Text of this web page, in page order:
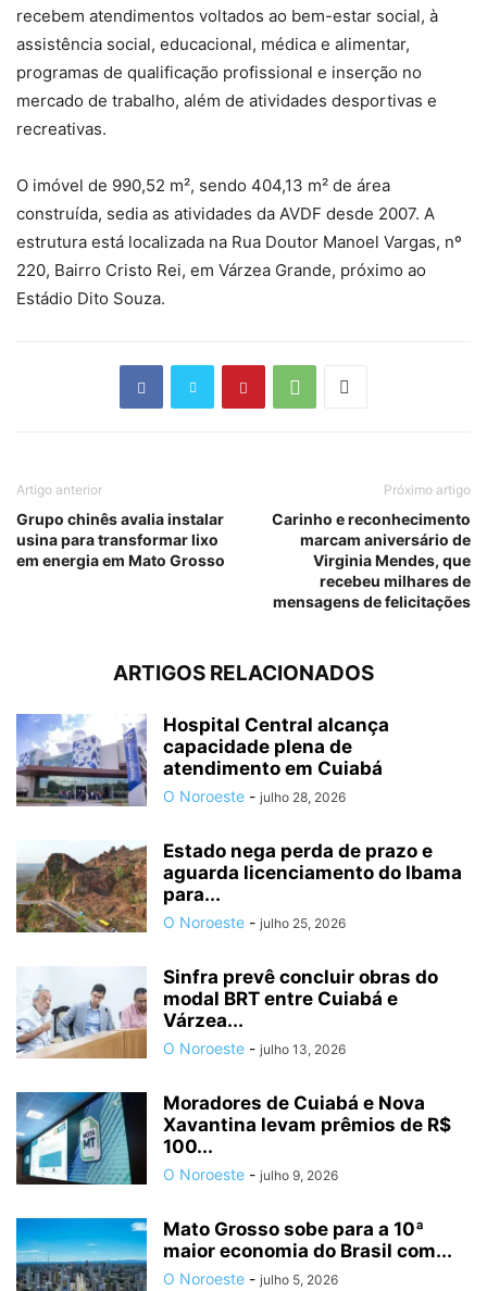
recebem atendimentos voltados ao bem-estar social, à
assistência social, educacional, médica e alimentar,
programas de qualificação profissional e inserção no
mercado de trabalho, além de atividades desportivas e
recreativas.
O imóvel de 990,52 m², sendo 404,13 m² de área
construída, sedia as atividades da AVDF desde 2007. A
estrutura está localizada na Rua Doutor Manoel Vargas, nº
220, Bairro Cristo Rei, em Várzea Grande, próximo ao
Estádio Dito Souza.
Artigo anterior
Grupo chinês avalia instalar
usina para transformar lixo
em energia em Mato Grosso
Próximo artigo
Carinho e reconhecimento
marcam aniversário de
Virginia Mendes, que
recebeu milhares de
mensagens de felicitações
ARTIGOS RELACIONADOS
Hospital Central alcança
capacidade plena de
atendimento em Cuiabá
O Noroeste - julho 28, 2026
Estado nega perda de prazo e
aguarda licenciamento do Ibama
para...
O Noroeste - julho 25, 2026
Sinfra prevê concluir obras do
modal BRT entre Cuiabá e
Várzea...
O Noroeste - julho 13, 2026
Moradores de Cuiabá e Nova
Xavantina levam prêmios de R$
100...
O Noroeste - julho 9, 2026
Mato Grosso sobe para a 10ª
maior economia do Brasil com...
O Noroeste - julho 5, 2026